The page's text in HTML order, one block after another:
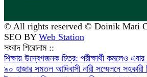
© All rights reserved © Doinik Mati
SEO BY Web Station
সংবাদ শিরোনাম ::
শিক্ষায় উদ্বেগজনক চিত্র: পরীক্ষার্থী কমলেও
৯০ হাজার সমতল আদিবাসী নারী সম্মেলনে